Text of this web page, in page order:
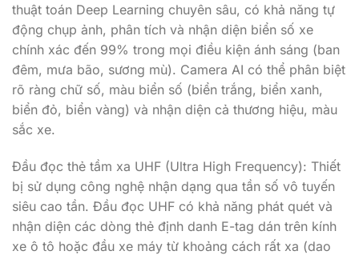
thuật toán Deep Learning chuyên sâu, có khả năng tự
động chụp ảnh, phân tích và nhận diện biển số xe
chính xác đến 99% trong mọi điều kiện ánh sáng (ban
đêm, mưa bão, sương mù). Camera AI có thể phân biệt
rõ ràng chữ số, màu biển số (biển trắng, biển xanh,
biển đỏ, biển vàng) và nhận diện cả thương hiệu, màu
sắc xe.
Đầu đọc thẻ tầm xa UHF (Ultra High Frequency): Thiết
bị sử dụng công nghệ nhận dạng qua tần số vô tuyến
siêu cao tần. Đầu đọc UHF có khả năng phát quét và
nhận diện các dòng thẻ định danh E-tag dán trên kính
xe ô tô hoặc đầu xe máy từ khoảng cách rất xa (dao